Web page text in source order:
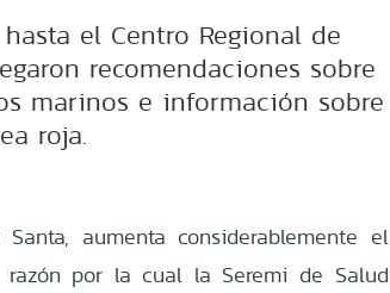
el Centro Regional de
recomendaciones sobre
marinos e información sobre
roja.
aumenta considerablemente el
razón por la cual la Seremi de Salud